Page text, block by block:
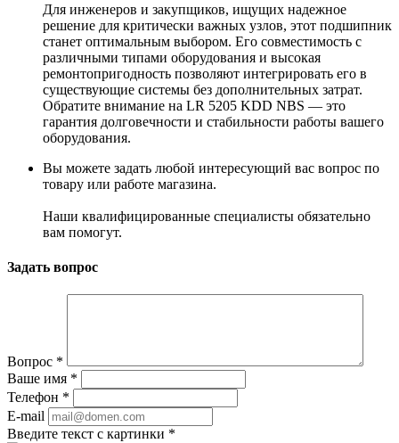
Для инженеров и закупщиков, ищущих надежное
решение для критически важных узлов, этот подшипник
станет оптимальным выбором. Его совместимость с
различными типами оборудования и высокая
ремонтопригодность позволяют интегрировать его в
существующие системы без дополнительных затрат.
Обратите внимание на LR 5205 KDD NBS — это
гарантия долговечности и стабильности работы вашего
оборудования.
Вы можете задать любой интересующий вас вопрос по
товару или работе магазина.
Наши квалифицированные специалисты обязательно
вам помогут.
Задать вопрос
Вопрос *
Ваше имя *
Телефон *
E-mail
Введите текст с картинки *